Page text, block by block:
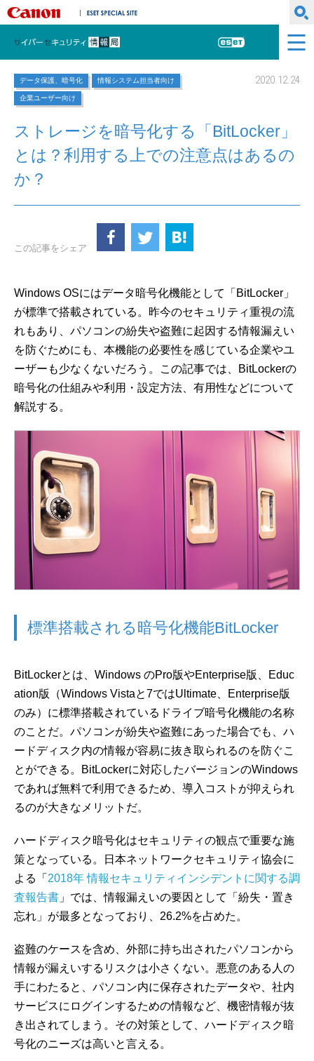
キヤノンマーケティングジャパン株式会社
サイバーセキュリティ情報局
ESET
データ保護、暗号化 情報システム担当者向け
企業ユーザー向け
2020.12.24
ストレージを暗号化する「BitLocker」
とは？利用する上での注意点はあるの
か？
この記事をシェア
Windows OSにはデータ暗号化機能として「BitLocker」
が標準で搭載されている。昨今のセキュリティ重視の流
れもあり、パソコンの紛失や盗難に起因する情報漏えい
を防ぐためにも、本機能の必要性を感じている企業やユ
ーザーも少なくないだろう。この記事では、BitLockerの
暗号化の仕組みや利用・設定方法、有用性などについて
解説する。
標準搭載される暗号化機能BitLocker
BitLockerとは、Windows のPro版やEnterprise版、Educ
ation版（Windows Vistaと7ではUltimate、Enterprise版
のみ）に標準搭載されているドライブ暗号化機能の名称
のことだ。パソコンが紛失や盗難にあった場合でも、ハ
ードディスク内の情報が容易に抜き取られるのを防ぐこ
とができる。BitLockerに対応したバージョンのWindows
であれば無料で利用できるため、導入コストが抑えられ
るのが大きなメリットだ。
ハードディスク暗号化はセキュリティの観点で重要な施
策となっている。日本ネットワークセキュリティ協会に
よる「 2018年 情報セキュリティインシデントに関する調
査報告書 」では、情報漏えいの要因として「紛失・置き
忘れ」が最多となっており、26.2%を占めた。
盗難のケースを含め、外部に持ち出されたパソコンから
情報が漏えいするリスクは小さくない。悪意のある人の
手にわたると、パソコン内に保存されたデータや、社内
サービスにログインするための情報など、機密情報が抜
き出されてしまう。その対策として、ハードディスク暗
号化のニーズは高いと言える。